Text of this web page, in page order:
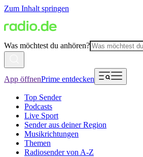
Zum Inhalt springen
Was möchtest du anhören?
App öffnenPrime entdecken
Top Sender
Podcasts
Live Sport
Sender aus deiner Region
Musikrichtungen
Themen
Radiosender von A-Z